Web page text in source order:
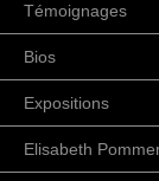
Témoignages
Bios
Expositions
Elisabeth